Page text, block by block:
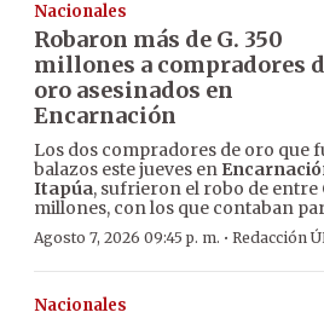
Nacionales
Robaron más de G. 350
millones a compradores
oro asesinados en
Encarnación
Los dos compradores de oro que
balazos este jueves en
Itapúa, sufrieron el robo de entre
millones, con los que contaban
Agosto 7, 2026 09:45 p. m. · Redacción
Nacionales